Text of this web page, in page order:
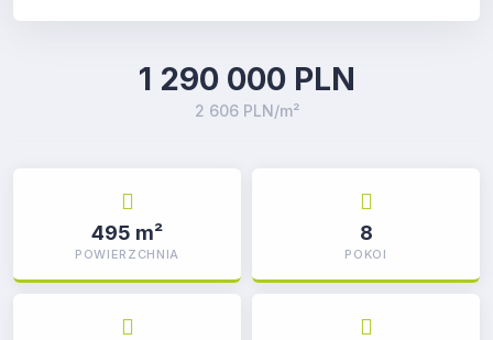
1 290 000 PLN
2 606 PLN/m²
495 m²
POWIERZCHNIA
8
POKOI